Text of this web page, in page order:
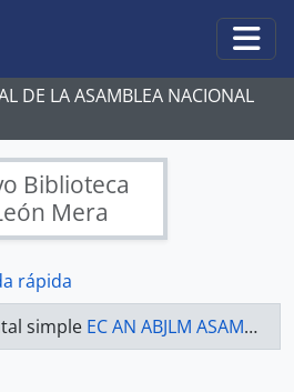
DE LA ASAMBLEA NACIONAL
Biblioteca
Mera
rápida
simple EC AN ABJLM ASAMBLEA NACIONAL 2023-2025 - ACTAS COMISIÓN DE JUSTICIA Y ESTRUCTURA DEL ESTADO 2023-2025